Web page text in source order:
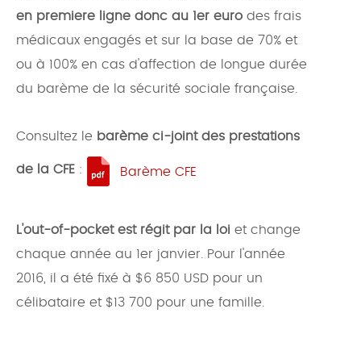
en premiere ligne donc au 1er euro des frais
médicaux engagés et sur la base de 70% et
ou à 100% en cas d'affection de longue durée
du barème de la sécurité sociale française.
Consultez le barème ci-joint des prestations
de la CFE : Barème CFE
L'out-of-pocket est régit par la loi et change
chaque année au 1er janvier. Pour l'année
2016, il a été fixé à $6 850 USD pour un
célibataire et $13 700 pour une famille.